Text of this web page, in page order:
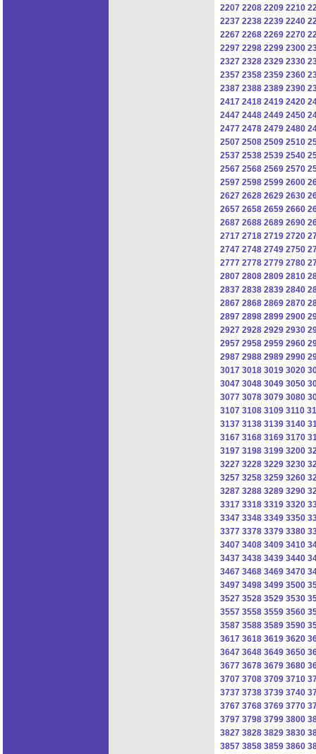
2207 2208 2209 2210
2237 2238 2239 2240
2267 2268 2269 2270
2297 2298 2299 2300
2327 2328 2329 2330
2357 2358 2359 2360
2387 2388 2389 2390
2417 2418 2419 2420
2447 2448 2449 2450
2477 2478 2479 2480
2507 2508 2509 2510
2537 2538 2539 2540
2567 2568 2569 2570
2597 2598 2599 2600
2627 2628 2629 2630
2657 2658 2659 2660
2687 2688 2689 2690
2717 2718 2719 2720
2747 2748 2749 2750
2777 2778 2779 2780
2807 2808 2809 2810
2837 2838 2839 2840
2867 2868 2869 2870
2897 2898 2899 2900
2927 2928 2929 2930
2957 2958 2959 2960
2987 2988 2989 2990
3017 3018 3019 3020
3047 3048 3049 3050
3077 3078 3079 3080
3107 3108 3109 3110
3137 3138 3139 3140
3167 3168 3169 3170
3197 3198 3199 3200
3227 3228 3229 3230
3257 3258 3259 3260
3287 3288 3289 3290
3317 3318 3319 3320
3347 3348 3349 3350
3377 3378 3379 3380
3407 3408 3409 3410
3437 3438 3439 3440
3467 3468 3469 3470
3497 3498 3499 3500
3527 3528 3529 3530
3557 3558 3559 3560
3587 3588 3589 3590
3617 3618 3619 3620
3647 3648 3649 3650
3677 3678 3679 3680
3707 3708 3709 3710
3737 3738 3739 3740
3767 3768 3769 3770
3797 3798 3799 3800
3827 3828 3829 3830
3857 3858 3859 3860